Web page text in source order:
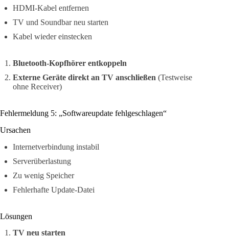
HDMI-Kabel entfernen
TV und Soundbar neu starten
Kabel wieder einstecken
Bluetooth-Kopfhörer entkoppeln
Externe Geräte direkt an TV anschließen (Testweise
ohne Receiver)
Fehlermeldung 5: „Softwareupdate fehlgeschlagen“
Ursachen
Internetverbindung instabil
Serverüberlastung
Zu wenig Speicher
Fehlerhafte Update-Datei
Lösungen
TV neu starten